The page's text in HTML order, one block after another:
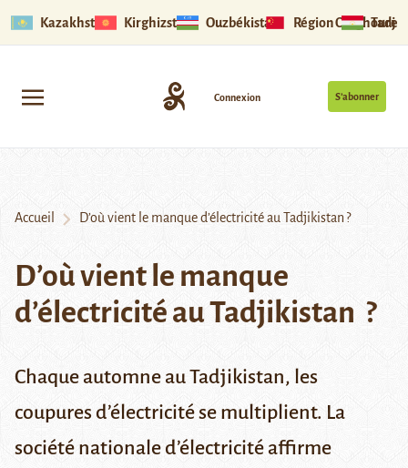
Kazakhstan Kirghizstan Ouzbékistan Région Ouïghoure
S’abonner
Connexion
Accueil D’où vient le manque d’électricité au Tadjikistan ?
D’où vient le manque
d’électricité au Tadjikistan ?
Chaque automne au Tadjikistan, les
coupures d’électricité se multiplient. La
société nationale d’électricité affirme